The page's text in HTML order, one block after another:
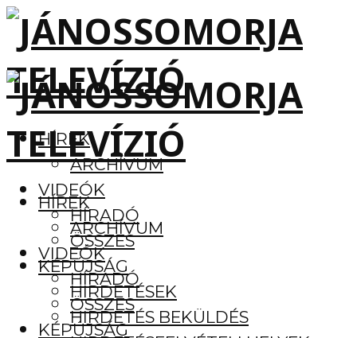
HÍREK
ARCHÍVUM
VIDEÓK
HÍRADÓ
ÖSSZES
KÉPÚJSÁG
HIRDETÉSEK
HIRDETÉS BEKÜLDÉS
HÍREK
ARCHÍVUM
VIDEÓK
HÍRADÓ
ÖSSZES
KÉPÚJSÁG